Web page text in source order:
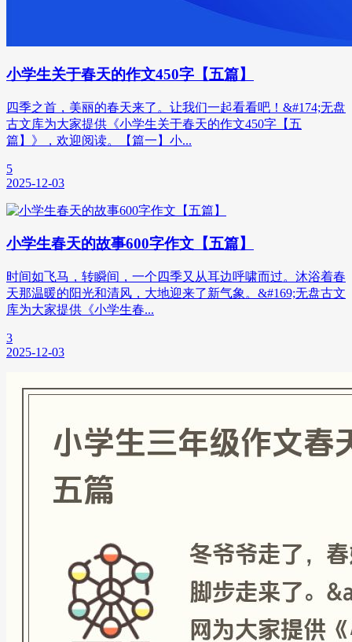
小学生关于春天的作文450字【五篇】
四季之首，美丽的春天来了。让我们一起看看吧！&#174;无盘
古文库为大家提供《小学生关于春天的作文450字【五
篇】》，欢迎阅读。【篇一】小...
5
2025-12-03
小学生春天的故事600字作文【五篇】
时间如飞马，转瞬间，一个四季又从耳边呼啸而过。沐浴着春
天那温暖的阳光和清风，大地迎来了新气象。&#169;无盘古文
库为大家提供《小学生春...
3
2025-12-03